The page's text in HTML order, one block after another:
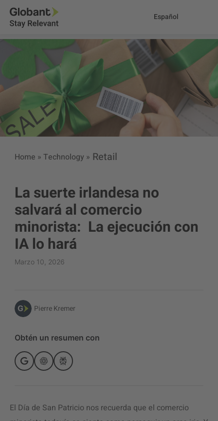
Español
Home » Technology » Retail
La suerte irlandesa no
salvará al comercio
minorista: La ejecución con
IA lo hará
Marzo 10, 2026
Pierre Kremer
Obtén un resumen con
El Día de San Patricio nos recuerda que el comercio